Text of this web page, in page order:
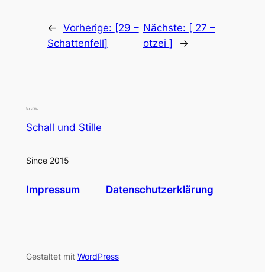
← Vorherige: [29 –
Schattenfell]
Nächste: [ 27 –
otzei ]
→
Schall und Stille
Since 2015
Impressum Datenschutzerklärung
Gestaltet mit WordPress